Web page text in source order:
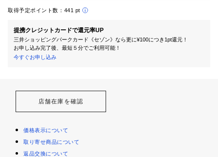
取得予定ポイント数： 441 pt
提携クレジットカードで還元率UP
三井ショッピングパークカード《セゾン》なら更に¥100につき1pt還元！
お申し込み完了後、最短５分でご利用可能！
今すぐお申し込み
店舗在庫を確認
価格表示について
取り寄せ商品について
返品交換について